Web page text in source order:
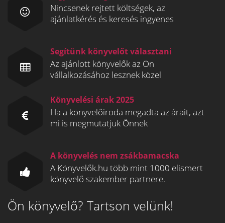
Nincsenek rejtett költségek, az
ajánlatkérés és keresés ingyenes
Segítünk könyvelőt választani
Az ajánlott könyvelők az Ön
vállalkozásához lesznek közel
Könyvelési árak 2025
Ha a könyvelőiroda megadta az árait, azt
mi is megmutatjuk Önnek
A könyvelés nem zsákbamacska
A Könyvelők.hu több mint 1000 elismert
könyvelő szakember partnere.
Ön könyvelő? Tartson velünk!